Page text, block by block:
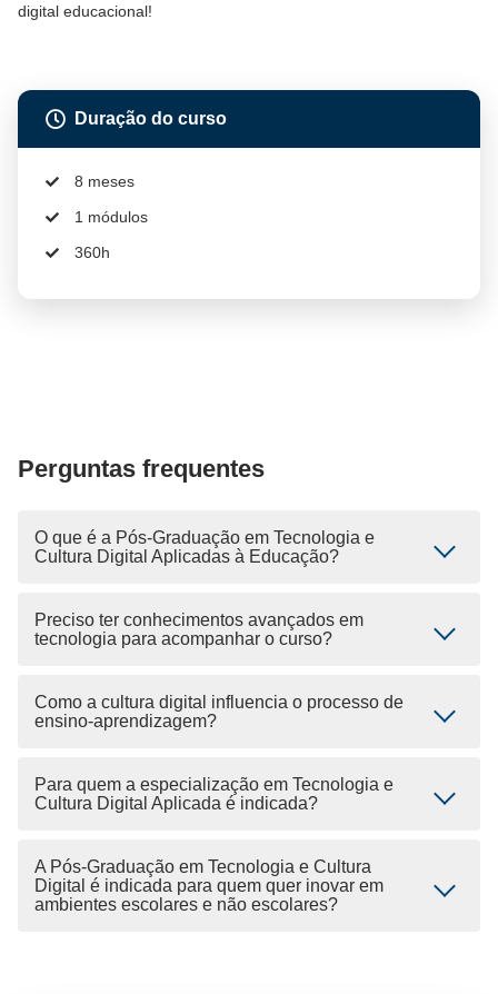
digital educacional!
Duração do curso
8 meses
1 módulos
360h
Perguntas frequentes
O que é a Pós-Graduação em Tecnologia e
Cultura Digital Aplicadas à Educação?
Preciso ter conhecimentos avançados em
tecnologia para acompanhar o curso?
Como a cultura digital influencia o processo de
ensino-aprendizagem?
Para quem a especialização em Tecnologia e
Cultura Digital Aplicada é indicada?
A Pós-Graduação em Tecnologia e Cultura
Digital é indicada para quem quer inovar em
ambientes escolares e não escolares?